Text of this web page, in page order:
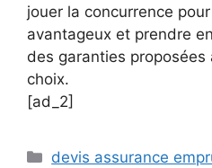
jouer la concurrence
avantageux et prendre
des garanties
choix.
[ad_2]
Catégories
devis assurance